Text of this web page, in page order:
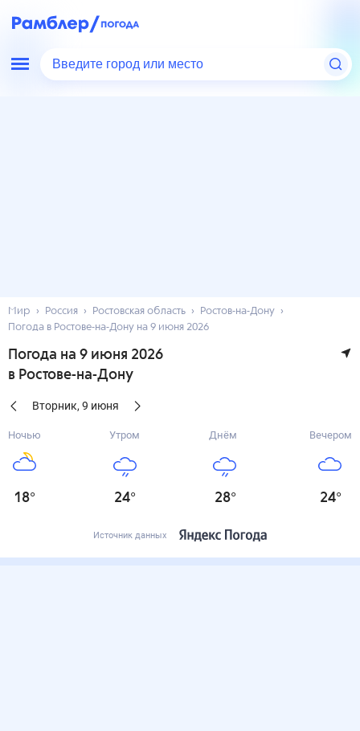
Введите город или место
Мир Россия Ростовская область
Ростов-на-Дону
Погода в Ростове-на-Дону на 9 июня 2026
Погода на 9 июня 2026
в Ростове-на-Дону
Вторник, 9 июня
Ночью
18°
Утром
24°
Днём
28°
Вечером
24°
Источник данных